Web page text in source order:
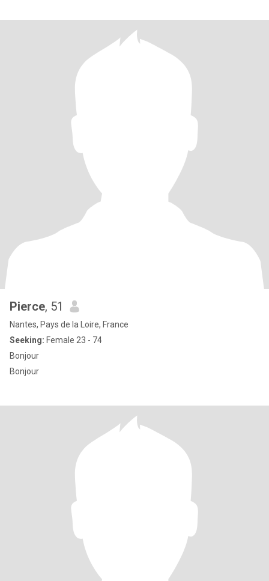
Pierce, 51
Nantes, Pays de la Loire, France
Seeking: Female 23 - 74
Bonjour
Bonjour